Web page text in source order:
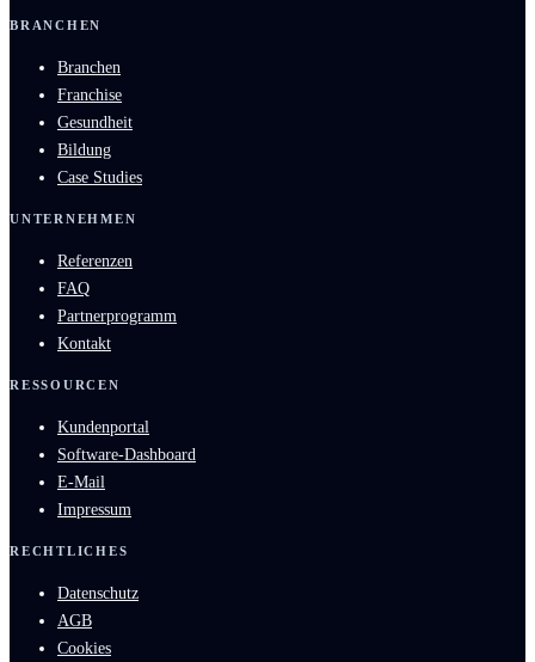
BRANCHEN
Branchen
Franchise
Gesundheit
Bildung
Case Studies
UNTERNEHMEN
Referenzen
FAQ
Partnerprogramm
Kontakt
RESSOURCEN
Kundenportal
Software-Dashboard
E-Mail
Impressum
RECHTLICHES
Datenschutz
AGB
Cookies